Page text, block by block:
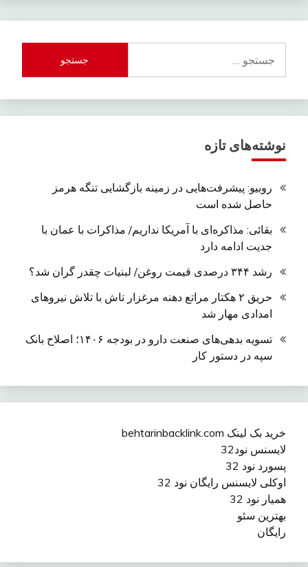
برای:
نوشته‌های تازه
روبیو: پیشرفت‌هایی در زمینه بازگشایی تنگه هرمز
حاصل شده است
بقائی: مذاکره‌ای با آمریکا نداریم/ مذاکرات با عمان با
جدیت ادامه دارد
رشد ۳۴۴ درصدی قیمت روغن/ لبنیات چقدر گران شد؟
حریق ۲ هکتار مراتع دهنه مرغزار تاش با تلاش نیروهای
امدادی مهار شد
تسویه بدهی‌های صنعت دارو در بودجه ۱۴۰۶؛ اصلاح بانک
سپه در دستور کار
خرید بک لینک behtarinbacklink.com
لایسنس نود32
پسورد نود 32
اوکلی لایسنس رایگان نود 32
همیار نود 32
بهترین سئو
رایگان